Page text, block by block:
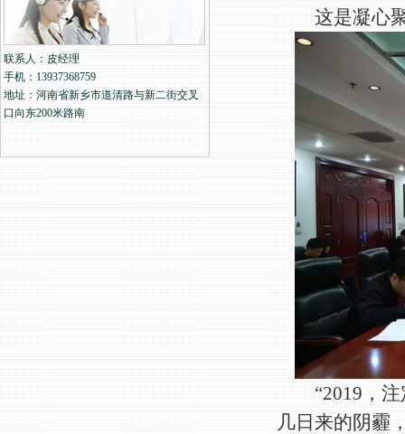
联系人：皮经理
手机：13937368759
地址：河南省新乡市道清路与新二街交叉
口向东200米路南
这是凝心聚
“2019，注
几日来的阴霾